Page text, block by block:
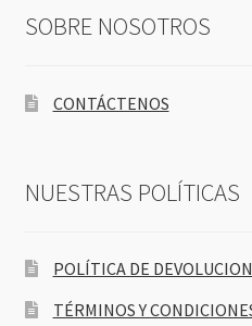
SOBRE NOSOTROS
CONTÁCTENOS
NUESTRAS POLÍTICAS
POLÍTICA DE
TÉRMINOS Y